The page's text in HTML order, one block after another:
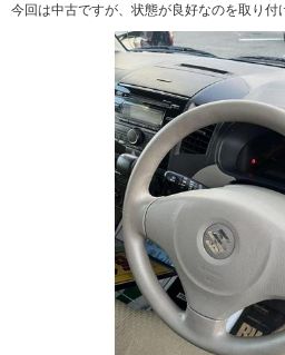
今回は中古ですが、状態が良好なのを取り付